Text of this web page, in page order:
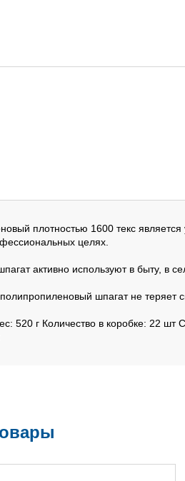
плотностью 1600 текс
целях.
активно используют в быту, в
шпагат не теряет
520 г Количество в коробке: 22